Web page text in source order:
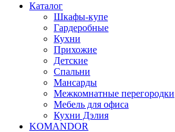
Каталог
Шкафы-купе
Гардеробные
Кухни
Прихожие
Детские
Спальни
Мансарды
Межкомнатные перегородки
Мебель для офиса
Кухни Дэлия
KOMANDOR